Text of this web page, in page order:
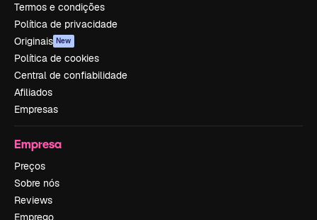
Termos e condições
Política de privacidade
Originais New
Política de cookies
Central de confiabilidade
Afiliados
Empresas
Empresa
Preços
Sobre nós
Reviews
Emprego